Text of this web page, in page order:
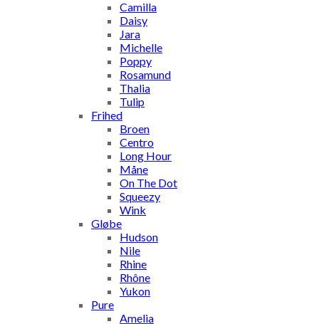
Camilla
Daisy
Jara
Michelle
Poppy
Rosamund
Thalia
Tulip
Frihed
Broen
Centro
Long Hour
Måne
On The Dot
Squeezy
Wink
Gløbe
Hudson
Nile
Rhine
Rhône
Yukon
Pure
Amelia